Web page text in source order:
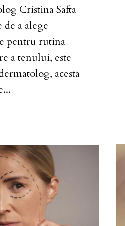
Cristina Safta
a alege
pentru rutina
a tenului, este
acesta